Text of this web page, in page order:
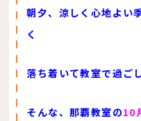
朝夕、涼しく心地よい
く
落ち着いて教室で過
そんな、那覇教室の10